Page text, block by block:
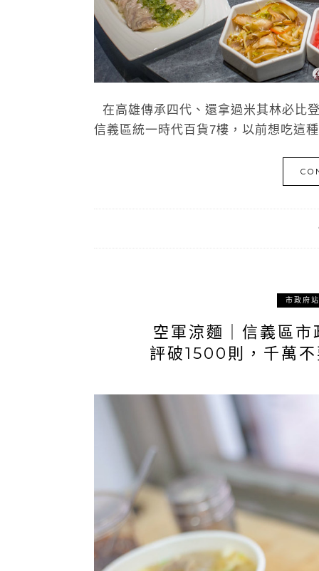
在高雄傳承四代、還拿過米其林必比
信義區統一時代百貨7樓，以前想吃
市政府站
空軍涼麵｜信義區
評破1500則，千萬